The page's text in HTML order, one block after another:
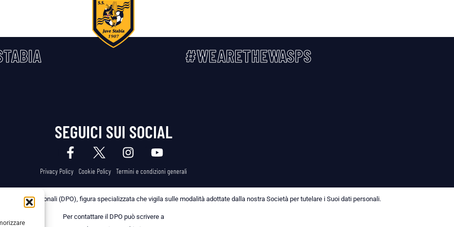
#WEARETHEWASPS
SEGUICI SUI SOCIAL
Privacy Policy Cookie Policy Termini e condizioni generali
dei Dati Personali (DPO), figura specializzata che vigila sulle modalità adottate dalla nostra Società per tutelare i Suoi dati personali.
Per contattare il DPO può scrivere a